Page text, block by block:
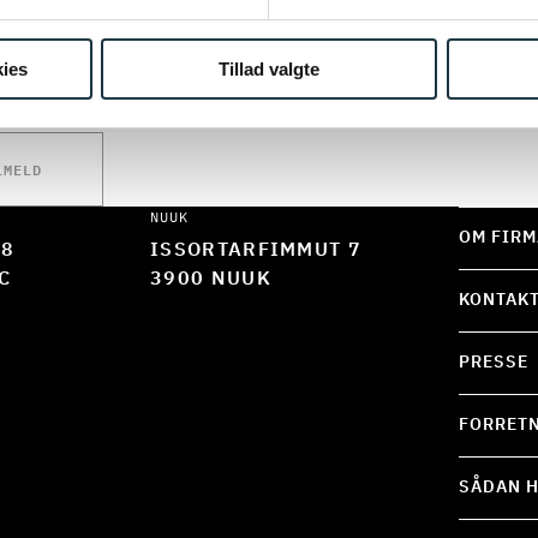
Tillad valgte
tilmelde dig vores nyhedsbrev lige nu. Prøv igen
NUUK
ISSORTARFIMMUT 7
3900 NUUK
OM
PRESSE
SÅDAN